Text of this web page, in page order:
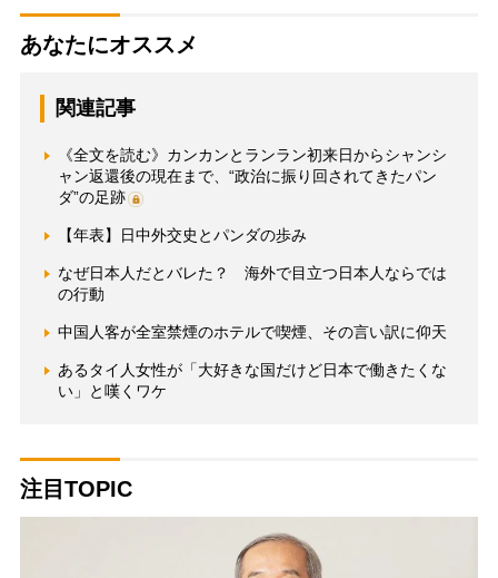
あなたにオススメ
関連記事
《全文を読む》カンカンとランラン初来日からシャンシ
ャン返還後の現在まで、“政治に振り回されてきたパン
ダ”の足跡
【年表】日中外交史とパンダの歩み
なぜ日本人だとバレた？ 海外で目立つ日本人ならでは
の行動
中国人客が全室禁煙のホテルで喫煙、その言い訳に仰天
あるタイ人女性が「大好きな国だけど日本で働きたくな
い」と嘆くワケ
注目TOPIC